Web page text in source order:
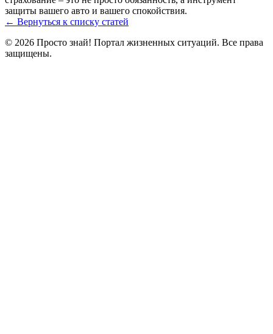
защиты вашего авто и вашего спокойствия.
← Вернуться к списку статей
© 2026 Просто знай! Портал жизненных ситуаций. Все права
защищены.